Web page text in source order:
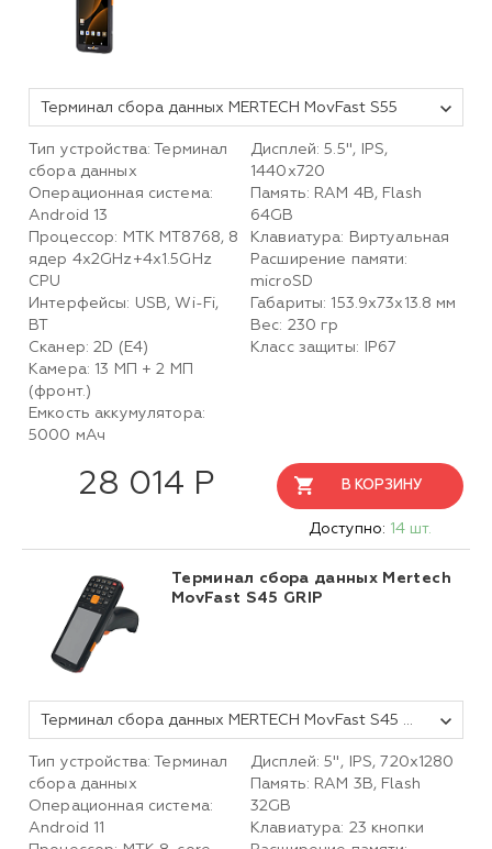
Терминал сбора данных MERTECH MovFast S55
Тип устройства: Терминал
сбора данных
Операционная система:
Android 13
Процессор: MТК MT8768, 8
ядер 4x2GHz+4x1.5GHz
CPU
Интерфейсы: USB, Wi-Fi,
BT
Сканер: 2D (E4)
Камера: 13 МП + 2 МП
(фронт.)
Емкость аккумулятора:
5000 мАч
Дисплей: 5.5", IPS,
1440x720
Память: RAM 4B, Flash
64GB
Клавиатура: Виртуальная
Расширение памяти:
microSD
Габариты: 153.9х73х13.8 мм
Вес: 230 гр
Класс защиты: IP67
28 014 Р В КОРЗИНУ
Доступно: 14 шт.
Терминал сбора данных Mertech
MovFast S45 GRIP
Терминал сбора данных MERTECH MovFast S45 GRIP
Тип устройства: Терминал
сбора данных
Операционная система:
Android 11
Дисплей: 5", IPS, 720х1280
Память: RAM 3B, Flash
32GB
Клавиатура: 23 кнопки